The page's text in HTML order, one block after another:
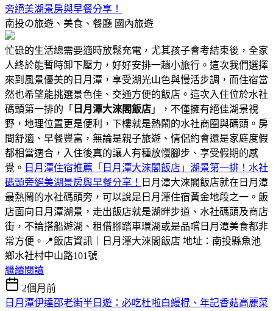
旁絕美湖景房與早餐分享！
南投の旅遊、美食、餐廳 國內旅遊
忙碌的生活總需要適時放鬆充電，尤其孩子會考結束後，全家
人終於能暫時卸下壓力，好好安排一趟小旅行。這次我們選擇
來到風景優美的日月潭，享受湖光山色與慢活步調，而住宿當
然也希望能挑選景色佳、交通方便的飯店。這次入住位於水社
碼頭第一排的「 日月潭大淶閣飯店 」，不僅擁有絕佳湖景視
野，地理位置更是便利，下樓就是熱鬧的水社商圈與碼頭。房
間舒適、早餐豐富，無論是親子旅遊、情侶約會還是家庭度假
都相當適合，入住後真的讓人有種放慢腳步、享受假期的感
覺。 日月潭住宿推薦「日月潭大淶閣飯店」湖景第一排！水社
碼頭旁絕美湖景房與早餐分享！
日月潭大淶閣飯店就在日月潭
最熱鬧的水社碼頭旁，可以說是日月潭住宿黃金地段之一。飯
店面向日月潭湖景，走出飯店就是湖畔步道、水社碼頭及商店
街，不論搭船遊湖、租借腳踏車環湖或是品嚐日月潭美食都非
常方便。📍飯店資訊｜日月潭大淶閣飯店 地址：南投縣魚池
鄉水社村中山路101號
繼續閱讀
2個月前
日月潭伊達邵老街半日遊：必吃杜啦白鰻棍、年記香菇高麗菜